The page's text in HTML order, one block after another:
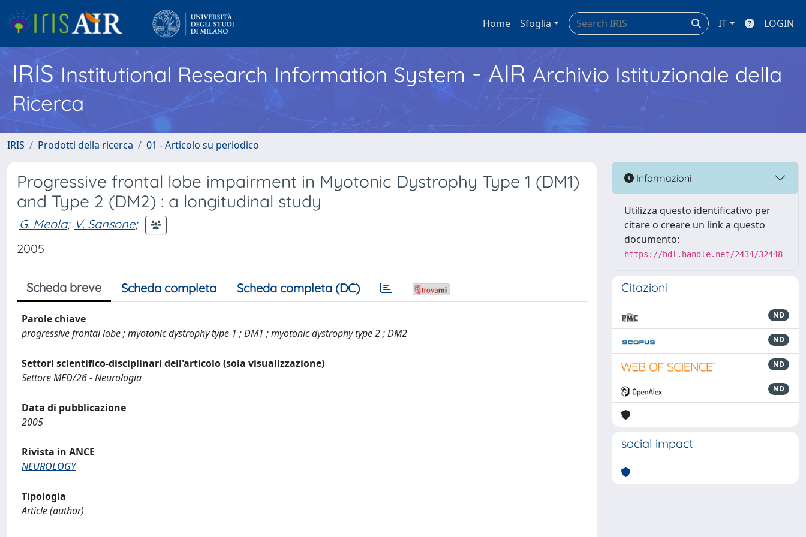
Home Sfoglia IT LOGIN
IRISInstitutional Research Information System - AIR Archivio Istituzionale della
Ricerca
IRIS Prodotti della ricerca 01 - Articolo su periodico
Progressive frontal lobe impairment in Myotonic Dystrophy Type 1 (DM1)
and Type 2 (DM2) : a longitudinal study
G. Meola; V. Sansone;
2005
Scheda breve Scheda completa Scheda completa (DC)
Parole chiave
progressive frontal lobe ; myotonic dystrophy type 1 ; DM1 ; myotonic dystrophy type 2 ; DM2
Settori scientifico-disciplinari dell'articolo (sola visualizzazione)
Settore MED/26 - Neurologia
Data di pubblicazione
2005
Rivista in ANCE
NEUROLOGY
Tipologia
Article (author)
Informazioni
Utilizza questo identificativo per
citare o creare un link a questo
documento:
https://hdl.handle.net/2434/32448
Citazioni
ND
ND
ND
ND
social impact